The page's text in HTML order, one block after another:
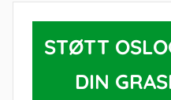
STØTT
DIN